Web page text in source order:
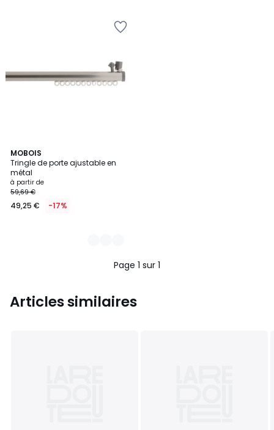
MOBOIS
Tringle de porte ajustable en
métal
à partir de
59,69 €
49,25 € -17%
2
Couleurs
Page 1 sur 1
Articles similaires